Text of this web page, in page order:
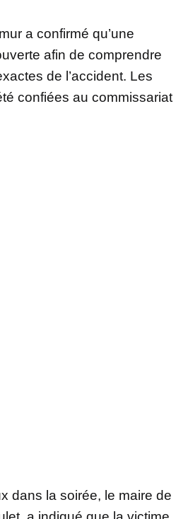
a confirmé qu’une
afin de comprendre
de l’accident. Les
confiées au commissariat
dans la soirée, le maire de